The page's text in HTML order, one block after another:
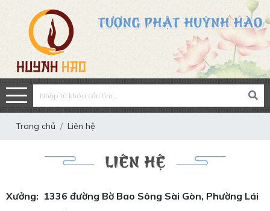
Trang chủ Liên hệ
LIÊN HỆ
Xưởng: 1336 đường Bờ Bao Sông Sài Gòn, Phường Lái